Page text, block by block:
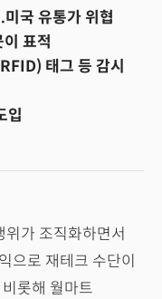
국 유통가 위협
표적
태그 등 감시
입
가 조직화하면서
으로 재테크 수단이
롯해 월마트